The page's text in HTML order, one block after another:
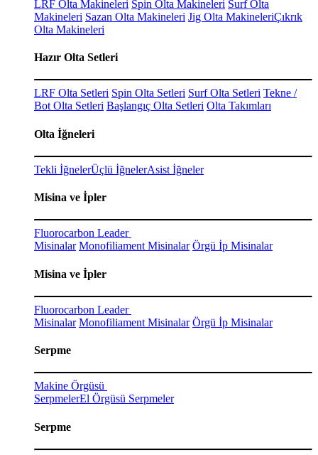
LRF Olta Makineleri Spin Olta Makineleri Surf Olta
Makineleri Sazan Olta Makineleri Jig Olta MakineleriÇıkrık
Olta Makineleri
Hazır Olta Setleri
LRF Olta Setleri Spin Olta Setleri Surf Olta Setleri Tekne /
Bot Olta Setleri Başlangıç Olta Setleri Olta Takımları
Olta İğneleri
Tekli İğnelerÜçlü İğnelerAsist İğneler
Misina ve İpler
Fluorocarbon Leader
Misinalar Monofiliament Misinalar Örgü İp Misinalar
Misina ve İpler
Fluorocarbon Leader
Misinalar Monofiliament Misinalar Örgü İp Misinalar
Serpme
Makine Örgüsü
SerpmelerEl Örgüsü Serpmeler
Serpme